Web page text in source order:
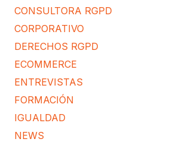
CONSULTORA RGPD
CORPORATIVO
DERECHOS RGPD
ECOMMERCE
ENTREVISTAS
FORMACIÓN
IGUALDAD
NEWS